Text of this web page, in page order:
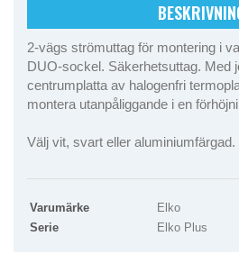
2-vägs strömuttag för montering i
DUO-sockel. Säkerhetsuttag. Med
centrumplatta av halogenfri
montera utanpåliggande i en
Välj vit, svart eller aluminiumfärgad.
Varumärke
Elko
Serie
Elko Plus